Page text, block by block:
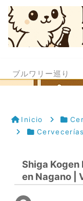
ブルワリー巡り
Inicio
Shiga
en Nagano |